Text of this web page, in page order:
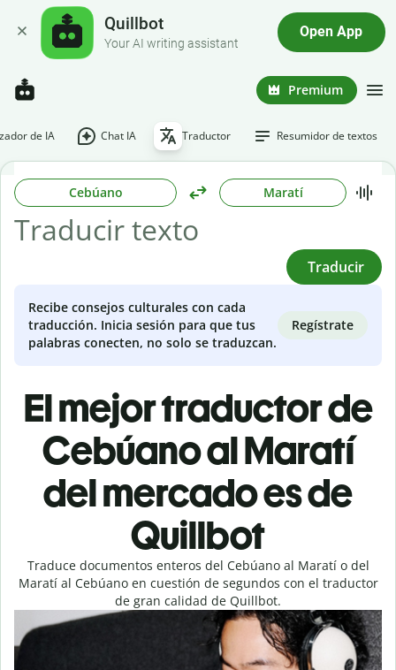
Quillbot
Your AI writing assistant
Open App
Premium
de IA Chat IA Traductor Resumidor de textos
Cebúano Maratí
Traducir
Recibe consejos culturales con cada
traducción. Inicia sesión para que tus
palabras conecten, no solo se traduzcan.
Regístrate
El mejor traductor de
Cebúano al Maratí
del mercado es de
Quillbot
Traduce documentos enteros del Cebúano al Maratí o del
Maratí al Cebúano en cuestión de segundos con el traductor
de gran calidad de Quillbot.